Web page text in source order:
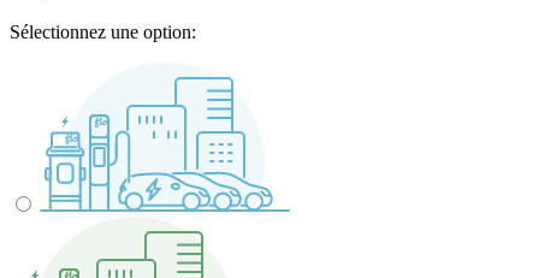
Sélectionnez une option: